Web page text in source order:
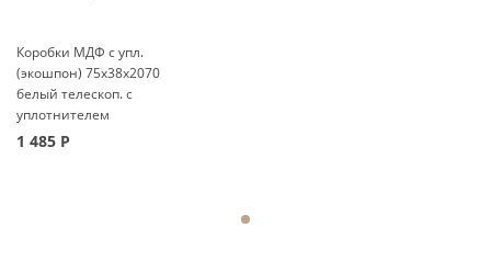
Коробки МДФ с упл.
(экошпон) 75x38x2070
белый телескоп. с
уплотнителем
1 485 Р